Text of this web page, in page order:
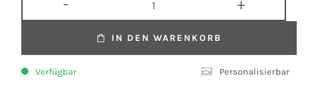
IN DEN WARENKORB
Verfügbar
Personalisierbar